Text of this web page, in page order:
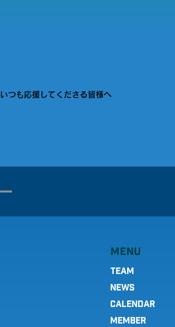
いつも応援してくださる皆様へ
MENU
TEAM
NEWS
CALENDAR
MEMBER